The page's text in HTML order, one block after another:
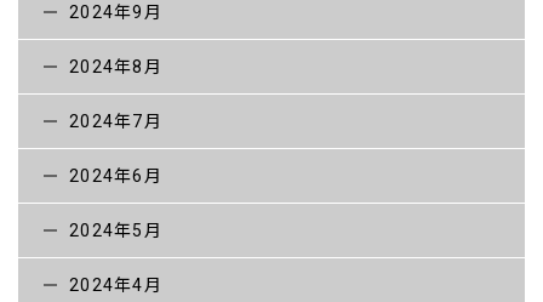
2024年9月
2024年8月
2024年7月
2024年6月
2024年5月
2024年4月
採用メッセージ
「 パッ とわかる」郷土建設藤村組
社員インタビュー